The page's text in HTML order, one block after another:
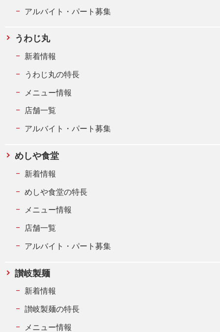
アルバイト・パート募集
うわじ丸
新着情報
うわじ丸の特長
メニュー情報
店舗一覧
アルバイト・パート募集
めしや食堂
新着情報
めしや食堂の特長
メニュー情報
店舗一覧
アルバイト・パート募集
讃岐製麺
新着情報
讃岐製麺の特長
メニュー情報